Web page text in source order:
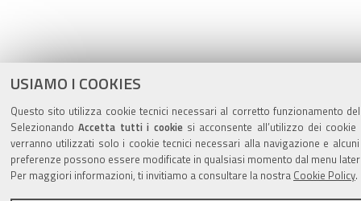
USIAMO I COOKIES
Questo sito utilizza cookie tecnici necessari al corretto funzionamento
SelezionandoAccetta tutti i cookiesi acconsente all’utilizzo dei
verranno utilizzati solo i cookie tecnici necessari alla navigazione e
preferenze possono essere modificate in qualsiasi momento dal menu
Per maggiori informazioni, ti invitiamo a consultare la nostra Cookie Policy.